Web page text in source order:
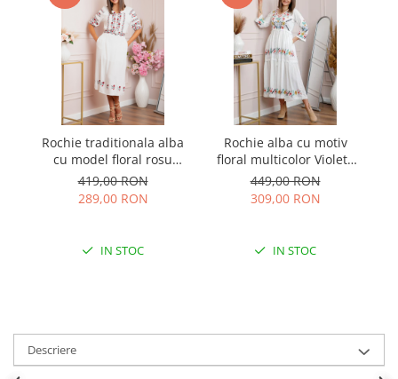
Rochie traditionala alba
cu model floral rosu
Iuliana
419,00 RON
289,00 RON
IN STOC
Rochie alba cu motiv
floral multicolor Violeta
02
449,00 RON
309,00 RON
IN STOC
Descriere